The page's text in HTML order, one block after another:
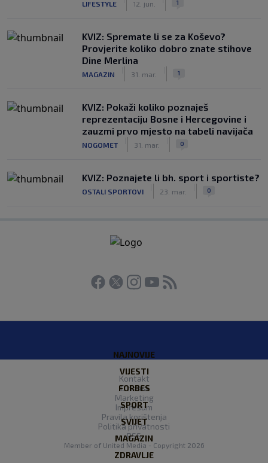
LIFESTYLE 12. jun. 1
KVIZ: Spremate li se za Koševo?
Provjerite koliko dobro znate stihove
Dine Merlina
MAGAZIN 31. mar. 1
KVIZ: Pokaži koliko poznaješ
reprezentaciju Bosne i Hercegovine i
zauzmi prvo mjesto na tabeli navijača
NOGOMET 31. mar. 0
KVIZ: Poznajete li bh. sport i sportiste?
OSTALI SPORTOVI 23. mar. 0
NAJNOVIJE
VIJESTI
FORBES
SPORT
SVIJET
MAGAZIN
ZDRAVLJE
Kontakt
O nama
Marketing
Impresum
Pravila korištenja
Politika privatnosti
RSS
Member of United Media - Copyright 2026